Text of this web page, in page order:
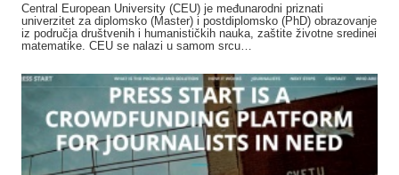
Central European University (CEU) je međunarodni priznati
univerzitet za diplomsko (Master) i postdiplomsko (PhD) obrazovanje
iz područja društvenih i humanističkih nauka, zaštite životne sredinei
matematike. CEU se nalazi u samom srcu…